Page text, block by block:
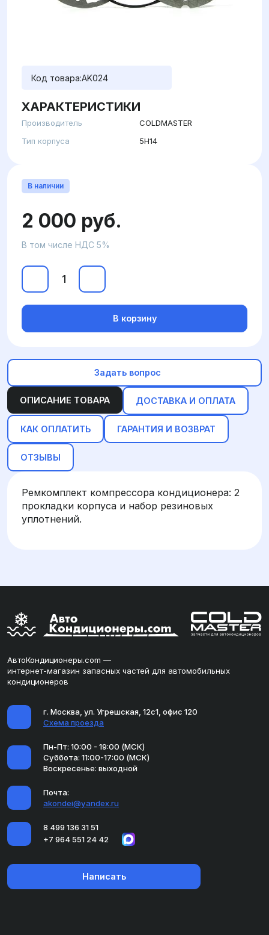
Код товара:AK024
ХАРАКТЕРИСТИКИ
Производитель
COLDMASTER
Тип корпуса
5H14
ОПИСАНИЕ ТОВАРА ДОСТАВКА И ОПЛАТА
КАК ОПЛАТИТЬ ГАРАНТИЯ И ВОЗВРАТ
ОТЗЫВЫ
Ремкомплект компрессора кондиционера: 2
прокладки корпуса и набор резиновых
уплотнений.
В наличии
2 000 руб.
В том числе НДС 5%
В корзину
Задать вопрос
АвтоКондиционеры.com —
интернет-магазин запасных частей для автомобильных
кондиционеров
г. Москва, ул. Угрешская, 12с1, офис 120
Схема проезда
Пн-Пт: 10:00 - 19:00 (МСК)
Суббота: 11:00-17:00 (МСК)
Воскресенье: выходной
Почта:
akondei@yandex.ru
8 499 136 31 51
+7 964 551 24 42
Написать